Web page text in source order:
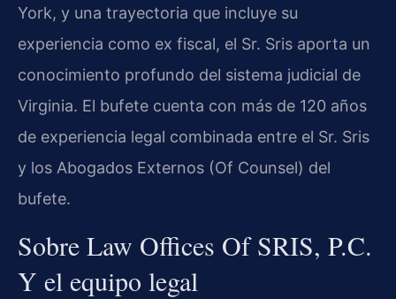
York, y una trayectoria que incluye su
experiencia como ex fiscal, el Sr. Sris aporta un
conocimiento profundo del sistema judicial de
Virginia. El bufete cuenta con más de 120 años
de experiencia legal combinada entre el Sr. Sris
y los Abogados Externos (Of Counsel) del
bufete.
Sobre Law Offices Of SRIS, P.C.
Y el equipo legal